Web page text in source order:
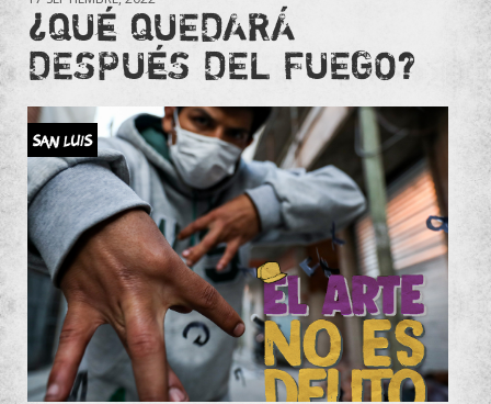
¿QUÉ QUEDARÁ
DESPUÉS DEL FUEGO?
SAN LUIS